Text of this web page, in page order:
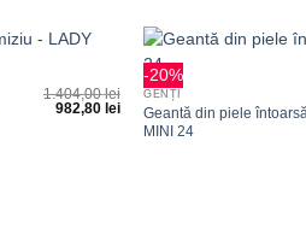
la
favorite
1.404,00lei
982,80 lei
-20%
GENȚI
Geantă din piele
MINI 24